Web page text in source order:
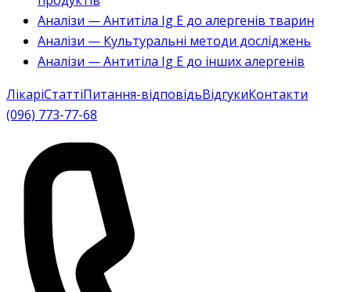
Аналізи — Антитіла Ig E до алергенів тварин
Аналізи — Культуральні методи досліджень
Аналізи — Антитіла Ig E до інших алергенів
ЛікаріСтаттіПитання-відповідьВідгукиКонтакти
(096) 773-77-68